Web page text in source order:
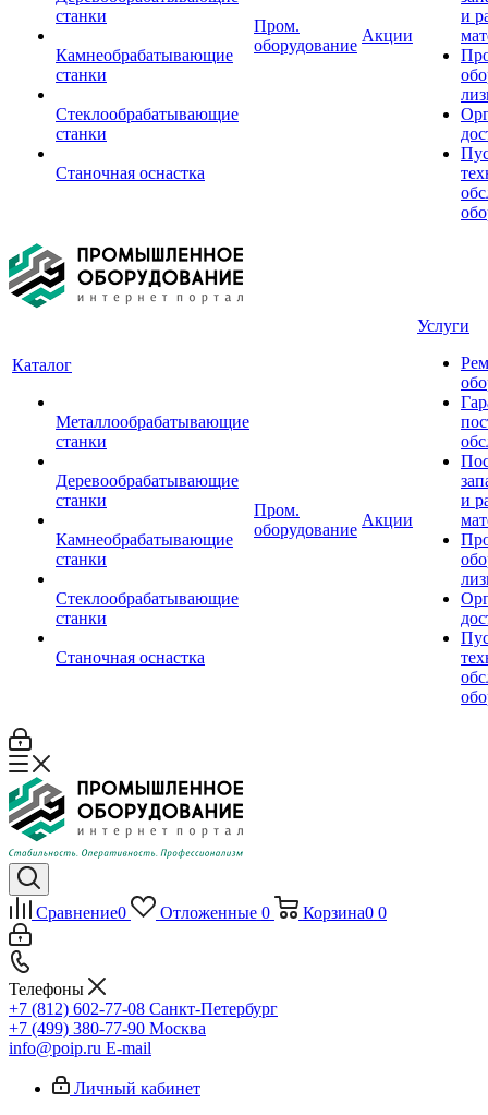
станки
Камнеобрабатывающие
станки
Стеклообрабатывающие
станки
Станочная оснастка
Пром.
оборудование
Акции
и
Каталог
Металлообрабатывающие
станки
Деревообрабатывающие
станки
Камнеобрабатывающие
станки
Стеклообрабатывающие
станки
Станочная оснастка
Пром.
оборудование
Акции
Услуги
и
Сравнение0 Отложенные 0 Корзина0 0
Телефоны
+7 (812) 602-77-08 Санкт-Петербург
+7 (499) 380-77-90 Москва
info@poip.ru E-mail
Личный кабинет